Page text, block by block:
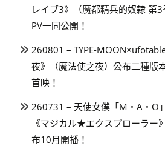
レイブ3》（魔都精兵的奴隸 第
PV一同公開！
260801 – TYPE-
夜》（魔法使之夜）公布二種版
首映！
260731 – 天使女僕「M・A・O
《マジカル★エクスプローラー
布10月開播！